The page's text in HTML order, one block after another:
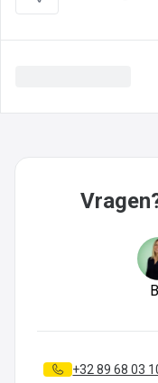
+32 89 68 03